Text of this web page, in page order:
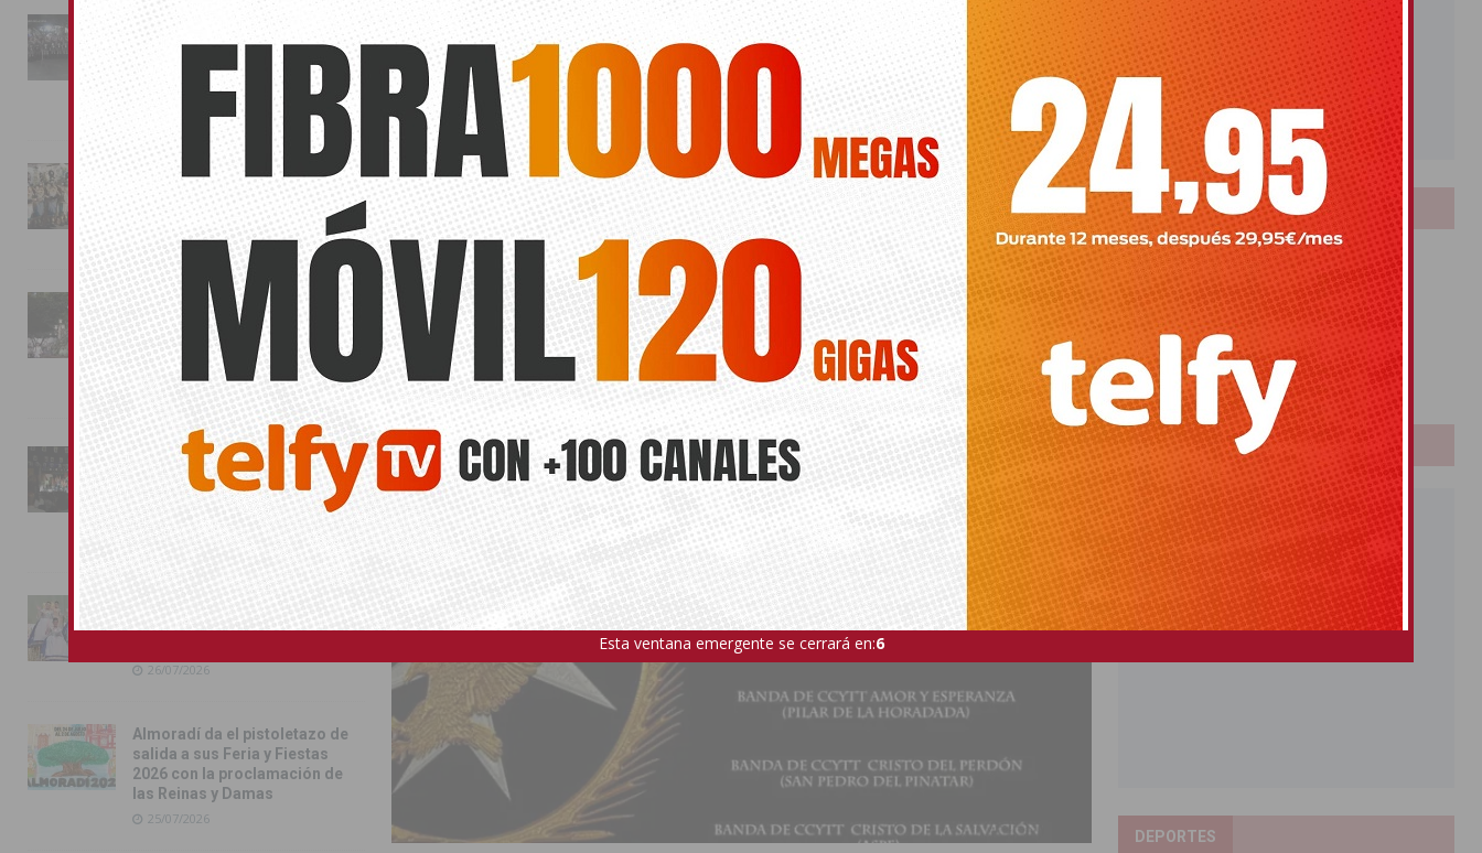
‘Mercados de Orihuela, en pleno corazón’, una marca para dar valor a
los zocos del municipio
22/02/2019 Diario de la Vega
La Concejalía pretende unificar la imagen del conjunto de los mercados oriolanos para hacerlos
más reconocibles
BENEJUZAR
La Entrada Cristiana llena de
esplendor las calles de
Almoradí en una multitudinaria
La magia de la Entrada Mora
conquista las calles de
Almoradí
01/08/2026
La fiesta se adueña de
Almoradí con la presentación
de los cargos festeros y la
toma del castillo
31/07/2026
Pilar de la Horadada
conmemora con emoción el
40º aniversario de su
independencia como municipio
31/07/2026
Almoradí presume de raíces
con el desfile del Bando
26/07/2026
Almoradí da el pistoletazo de
salida a sus Feria y Fiestas
2026 con la proclamación de
las Reinas y Damas
25/07/2026
LOTERIAS
Bonoloto
Primitiva
El Gordo
Euromillones
Loteria
Once
PUBLICIDAD
DEPORTES
Esta ventana emergente se cerrará en:4